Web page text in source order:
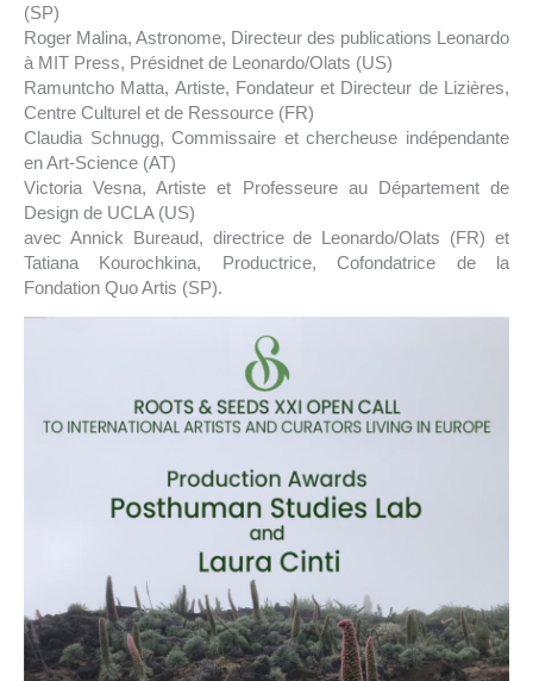
(SP)
Roger Malina, Astronome, Directeur des publications Leonardo
à MIT Press, Présidnet de Leonardo/Olats (US)
Ramuntcho Matta, Artiste, Fondateur et Directeur de Lizières,
Centre Culturel et de Ressource (FR)
Claudia Schnugg, Commissaire et chercheuse indépendante
en Art-Science (AT)
Victoria Vesna, Artiste et Professeure au Département de
Design de UCLA (US)
avec Annick Bureaud, directrice de Leonardo/Olats (FR) et
Tatiana Kourochkina, Productrice, Cofondatrice de la
Fondation Quo Artis (SP).